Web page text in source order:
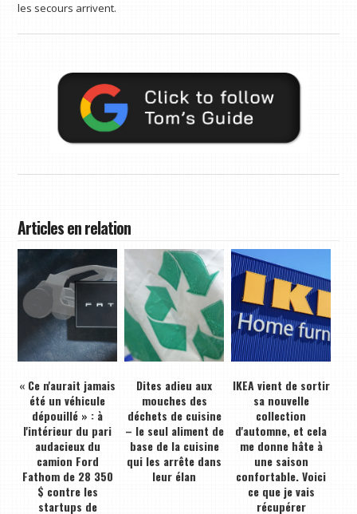
les secours arrivent.
Articles en relation
« Ce n'aurait jamais
été un véhicule
dépouillé » : à
l'intérieur du pari
audacieux du
camion Ford
Fathom de 28 350
$ contre les
startups de
Dites adieu aux
mouches des
déchets de cuisine
– le seul aliment de
base de la cuisine
qui les arrête dans
leur élan
IKEA vient de sortir
sa nouvelle
collection
d'automne, et cela
me donne hâte à
une saison
confortable. Voici
ce que je vais
récupérer